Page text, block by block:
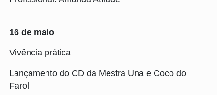
16 de maio
Vivência prática
Lançamento do CD da Mestra Una e Coco do
Farol